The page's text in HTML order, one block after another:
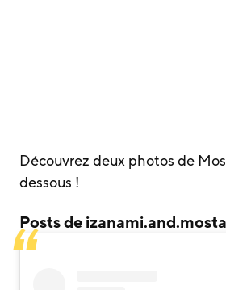
Découvrez deux photos de
dessous !
Posts de